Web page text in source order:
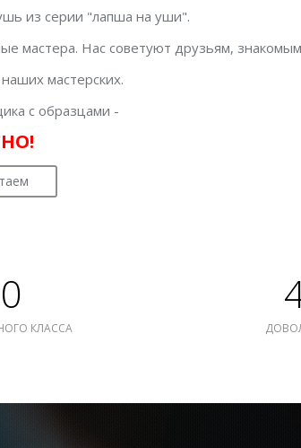
из серии "лапша на уши".
мастера. Нас советуют друзьям,
мастерских.
с образцами -
КЛАССА